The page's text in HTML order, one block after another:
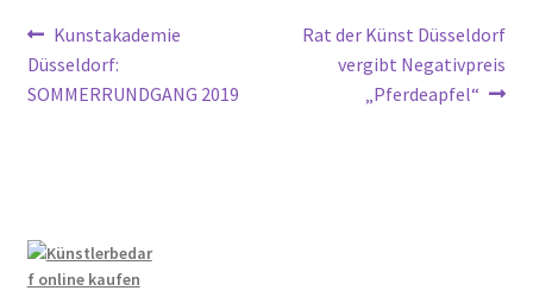
Beitragsnavigation
Vorheriger
Beitrag:
Kunstakademie
Düsseldorf:
SOMMERRUNDGANG 2019
Nächster
Beitrag:
Rat der Künst Düsseldorf
vergibt Negativpreis
„Pferdeapfel“